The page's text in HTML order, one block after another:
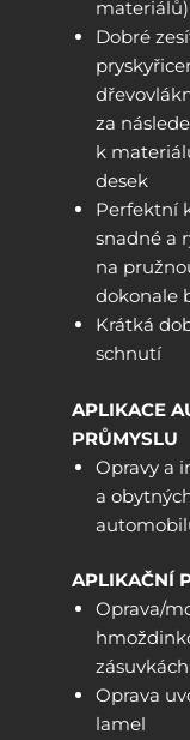
materiálů)
Dobré
za
k
desek
Perfektní
snadné a
na
dokonale
Krátká
schnutí
APLIKACE
PRŮMYSLU
Opravy a
a
APLIKAČNÍ
Oprava/
Oprava
lamel